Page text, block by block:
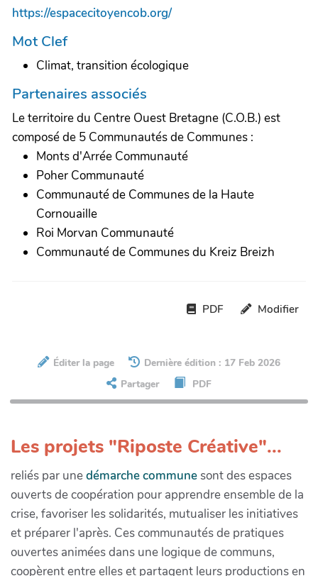
https://espacecitoyencob.org/
Mot Clef
Climat, transition écologique
Partenaires associés
Le territoire du Centre Ouest Bretagne (C.O.B.) est
composé de 5 Communautés de Communes :
Monts d'Arrée Communauté
Poher Communauté
Communauté de Communes de la Haute
Cornouaille
Roi Morvan Communauté
Communauté de Communes du Kreiz Breizh
PDF Modifier
Éditer la page
Dernière édition : 17 Feb 2026
Partager
PDF